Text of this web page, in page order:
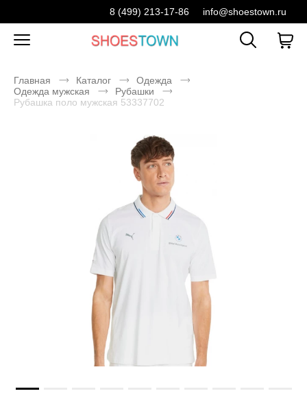
8 (499) 213-17-86 info@shoestown.ru
Главная Каталог
Одежда
Одежда мужская
Рубашки
Рубашка поло мужская 53337702